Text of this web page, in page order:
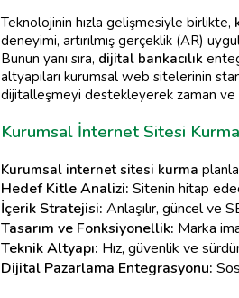
Teknolojinin hızla gelişmesiyle birlikte,
deneyimi, artırılmış gerçeklik (AR)
Bunun yanı sıra, dijital bankacılık
altyapıları kurumsal web sitelerinin
dijitalleşmeyi destekleyerek zaman
Kurumsal İnternet Sitesi
Kurumsal internet sitesi kurma
Hedef Kitle Analizi: Sitenin hitap
İçerik Stratejisi: Anlaşılır, güncel ve
Tasarım ve Fonksiyonellik: Marka
Teknik Altyapı: Hız, güvenlik ve
Dijital Pazarlama Entegrasyonu: